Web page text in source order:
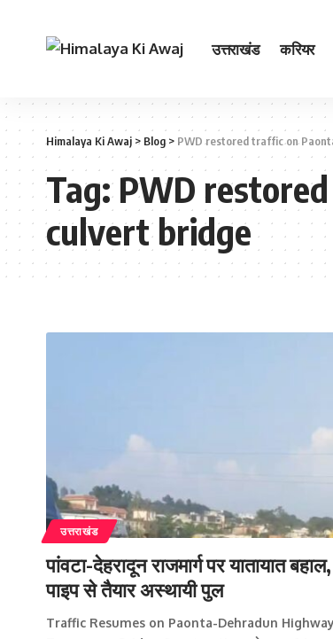
उत्तराखंड करियर
Himalaya Ki Awaj > Blog> PWD restored traffic on
Tag:PWD
culvert bridge
उत्तराखंड
पांवटा-देहरादून राजमार्ग पर यातायात
पाइप से तैयार अस्थायी पुल
Traffic Resumes on Paonta-Dehradun